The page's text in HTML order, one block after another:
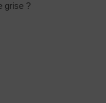
grise ?